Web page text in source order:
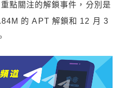
點關注的解鎖事件，分別是
的 APT 解鎖和 12 月 3